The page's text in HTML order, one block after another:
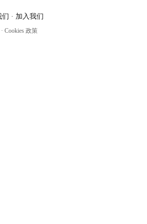
们 · 加入我们
· Cookies 政策